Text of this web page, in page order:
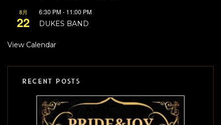
8月
22
6:30 PM- 11:00 PM
DUKES BAND
View Calendar
RECENT POSTS